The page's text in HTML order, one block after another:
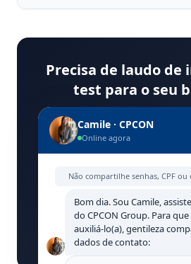
Precisa de laudo
test para o seu
A CPCON realiza laudos de
e impairment test com
Big Four e pela CVM, em
01 e IAS 36.
Solicitar Laudo de
30 anos de história · 4.500 projetos
aceitos por auditores
Camile · CPCON
Online agora
Não compartilhe senhas, CPF
Bom dia. Sou Camile,
do CPCON Group. Para
auxiliá-lo(a), gentileza
dados de contato: